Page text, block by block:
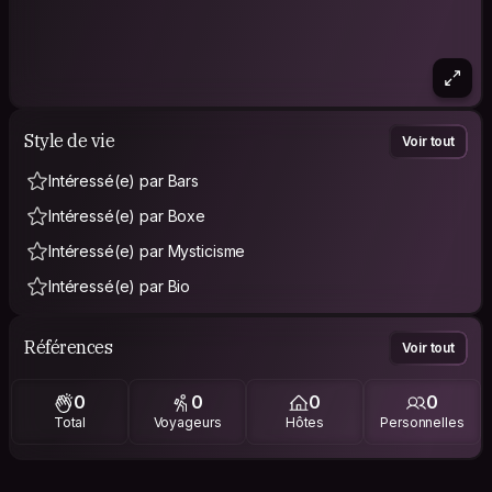
Style de vie Voir tout
Intéressé(e) par Bars
Intéressé(e) par Boxe
Intéressé(e) par Mysticisme
Intéressé(e) par Bio
Références Voir tout
0
Total
0
Voyageurs
0
Hôtes
0
Personnelles